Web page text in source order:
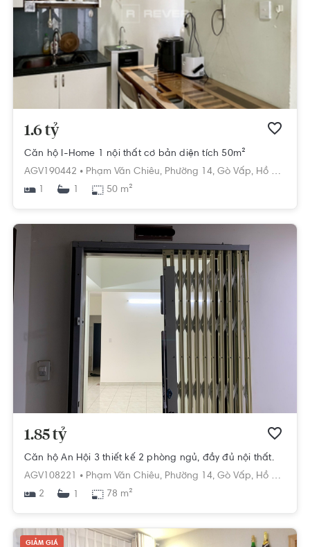
1.6 tỷ
Căn hộ I-Home 1 nội thất cơ bản diện tích 50m²
AGV190442 • Phạm Văn Chiêu, Phường 14, Gò Vấp, Hồ Chí Minh
1
1 50 m²
1.85 tỷ
Căn hộ An Hội 3 thiết kế 2 phòng ngủ, đầy đủ nội thất.
AGV108221 • Phạm Văn Chiêu, Phường 14, Gò Vấp, Hồ Chí Minh
2
1 78 m²
GIẢM GIÁ